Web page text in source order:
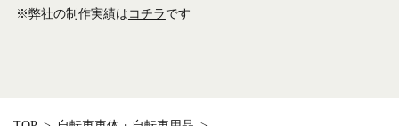
※弊社の制作実績はコチラです